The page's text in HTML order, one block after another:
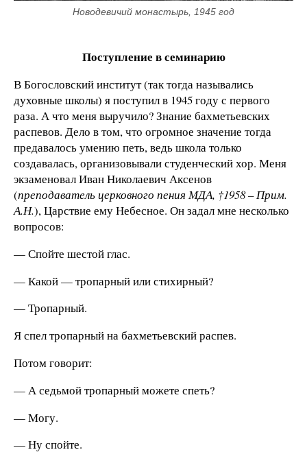
Новодевичий монастырь, 1945 год
Поступление в семинарию
В Богословский институт (так тогда назывались
духовные школы) я поступил в 1945 году с первого
раза. А что меня выручило? Знание бахметьевских
распевов. Дело в том, что огромное значение тогда
предавалось умению петь, ведь школа только
создавалась, организовывали студенческий хор. Меня
экзаменовал Иван Николаевич Аксенов
(преподаватель церковного пения МДА, †1958 – Прим.
А.Н.), Царствие ему Небесное. Он задал мне несколько
вопросов:
— Спойте шестой глас.
— Какой — тропарный или стихирный?
— Тропарный.
Я спел тропарный на бахметьевский распев.
Потом говорит:
— А седьмой тропарный можете спеть?
— Могу.
— Ну спойте.